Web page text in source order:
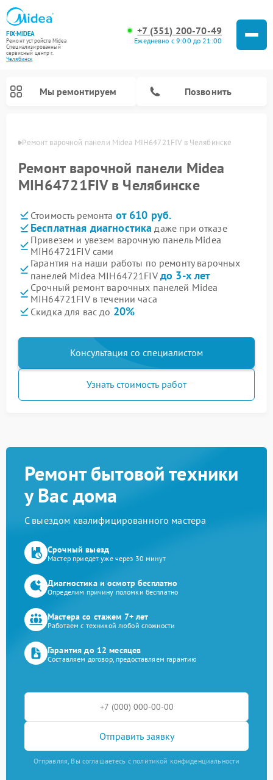
FIX-MIDEA
Ремонт устройств Midea
Специализированный
cервисный центр г.
Челябинск
+7 (351) 200-70-49
Ежедневно с 9:00 до 21:00
Мы ремонтируем Позвонить
Ремонт варочной панели Midea MIH64721FIV в Челябинске
Ремонт варочной панели Midea
MIH64721FIV в Челябинске
Стоимость ремонта от 610 руб.
Бесплатная диагностика даже при отказе
Привезем и увезем варочную панель Midea
MIH64721FIV сами
Гарантия на наши работы по ремонту варочных
панелей Midea MIH64721FIV до 3-х лет
Срочный ремонт варочных панелей Midea
MIH64721FIV в течении часа
Скидка для вас до 20%
Консультация со специалистом
Узнать стоимость работ
Ремонт бытовой техники
у Вас дома
С выездом квалифицированного мастера
Срочный выезд
Мастер приедет уже через 30 минут
Диагностика и осмотр бесплатно
Определим причину поломки бесплатно
Мастера со стажем 7+ лет
Работаем с техникой любой сложности
Гарантия до 12 месяцев
Составляем договор, предоставляем гарантию
Отправить заявку
Отправляя, Вы соглашаетесь с политикой конфиденциальности